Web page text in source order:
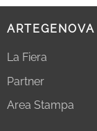
ARTEGENOVA
La Fiera
Partner
Area Stampa